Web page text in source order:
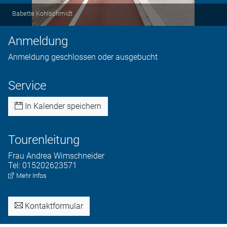
Babette Kohlschmidt
Anmeldung
Anmeldung geschlossen oder ausgebucht
Service
In Kalender speichern
Tourenleitung
Frau Andrea Wimschneider
Tel: 015202623571
Mehr Infos
Kontaktformular